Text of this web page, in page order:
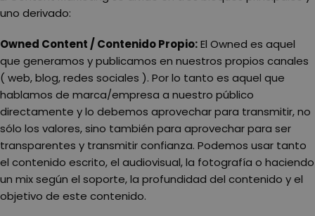
uno derivado:
Owned Content / Contenido Propio:El Owned es aquel
que generamos y publicamos en nuestros propios canales
( web, blog, redes sociales ). Por lo tanto es aquel que
hablamos de marca/empresa a nuestro público
directamente y lo debemos aprovechar para transmitir, no
sólo los valores, sino también para aprovechar para ser
transparentes y transmitir confianza. Podemos usar tanto
el contenido escrito, el audiovisual, la fotografía o haciendo
un mix según el soporte, la profundidad del contenido y el
objetivo de este contenido.